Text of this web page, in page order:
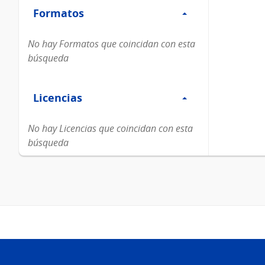
Formatos
Formatos
No hay Formatos que coincidan con esta
búsqueda
Licencias
Licencias
No hay Licencias que coincidan con esta
búsqueda